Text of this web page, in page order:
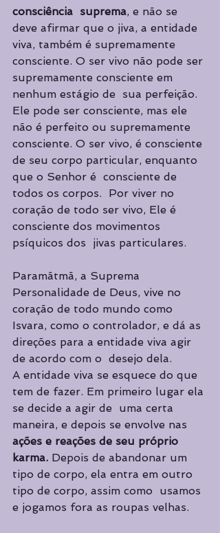
consciência  suprema, e não se
deve afirmar que o jiva, a entidade
viva, também é supremamente
consciente. O ser vivo não pode ser
suprema­mente consciente em
nenhum estágio de  sua perfeição.
Ele pode ser consciente, mas ele
não é perfeito ou supremamente
consciente. O ser vivo, é consciente
de seu corpo particular, enquanto
que o Senhor é  consciente de
todos os corpos.  Por viver no
coração de todo ser vivo, Ele é
cons­ciente dos movimentos
psíquicos dos  jivas particulares.
Paramãtmã, a Suprema
Personalidade de Deus, vive no
coração de todo mundo como
Isvara, como o controlador, e dá as
direções para a entidade viva agir
de acordo com o  desejo dela.
A entidade viva se esquece do que
tem de fazer. Em primeiro lugar ela
se decide a agir de  uma certa
maneira, e depois se envolve nas
ações e reações de seu próprio
karma. Depois de abandonar um
tipo de corpo, ela entra em outro
tipo de corpo, assim como  usamos
e jogamos fora as roupas velhas.